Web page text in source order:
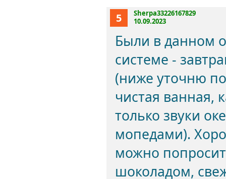
5
Sherpa33226167829
10.09.2023
Были в данном
системе -
(ниже уточню
чистая ванная,
только звуки
мопедами).
можно
шоколадом,